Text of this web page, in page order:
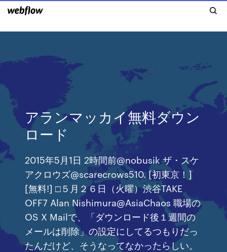
アランマッカイ無料ダウン
ロード
2015年5月1日 2時間前@nobusik ザ・スケ
アクロウズ@scarecrows510. [初東京！]
[無料!] □５月２６日（火曜）渋谷TAKE
OFF7 Alan Nishimura@AsiaChaos 職場の
OS X Mailで、「ダウンロード後１週間の
メールは削除」の設定にしてるつもりだっ
たんだけど、そうなってなかったらしい。